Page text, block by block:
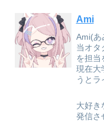
Ami
Ami(あ
当オタ
を担当
現在大
うとラ
大好き
発信さ